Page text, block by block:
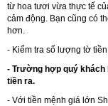
từ hoa tươi vừa thực tế
cảm động. Bạn cũng có
hơn.
- Kiểm tra số lượng tờ
- Trường hợp quý
tiền ra.
- Với tiền mệnh giá lớn